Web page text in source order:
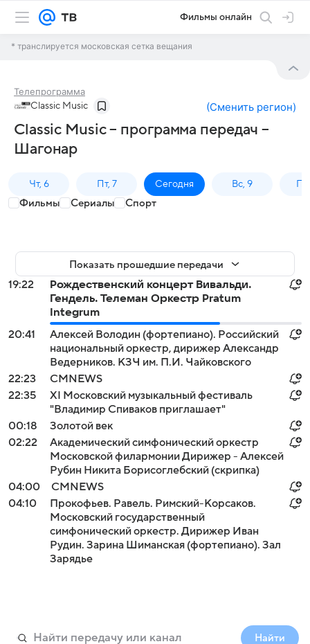
Фильмы онлайн
* транслируется московская сетка вещания
Телепрограмма
Classic Music (Сменить регион)
Classic Music – программа передач –
Шагонар
Чт, 6 Пт, 7 Сегодня Вс, 9
Фильмы Сериалы Спорт
Показать прошедшие передачи
19:22
Рождественский концерт Вивальди.
Гендель. Телеман Оркестр Pratum
Integrum
20:41
Алексей Володин (фортепиано). Российский
национальный оркестр, дирижер Александр
Ведерников. КЗЧ им. П.И. Чайковского
22:23
СМNEWS
22:35
XI Московский музыкальный фестиваль
"Владимир Спиваков приглашает"
00:18
Золотой век
02:22
Академический симфонический оркестр
Московской филармонии Дирижер - Алексей
Рубин Никита Борисоглебский (скрипка)
04:00
СМNEWS
04:10
Прокофьев. Равель. Римский-Корсаков.
Московский государственный
симфонический оркестр. Дирижер Иван
Рудин. Зарина Шиманская (фортепиано). Зал
Зарядье
Найти